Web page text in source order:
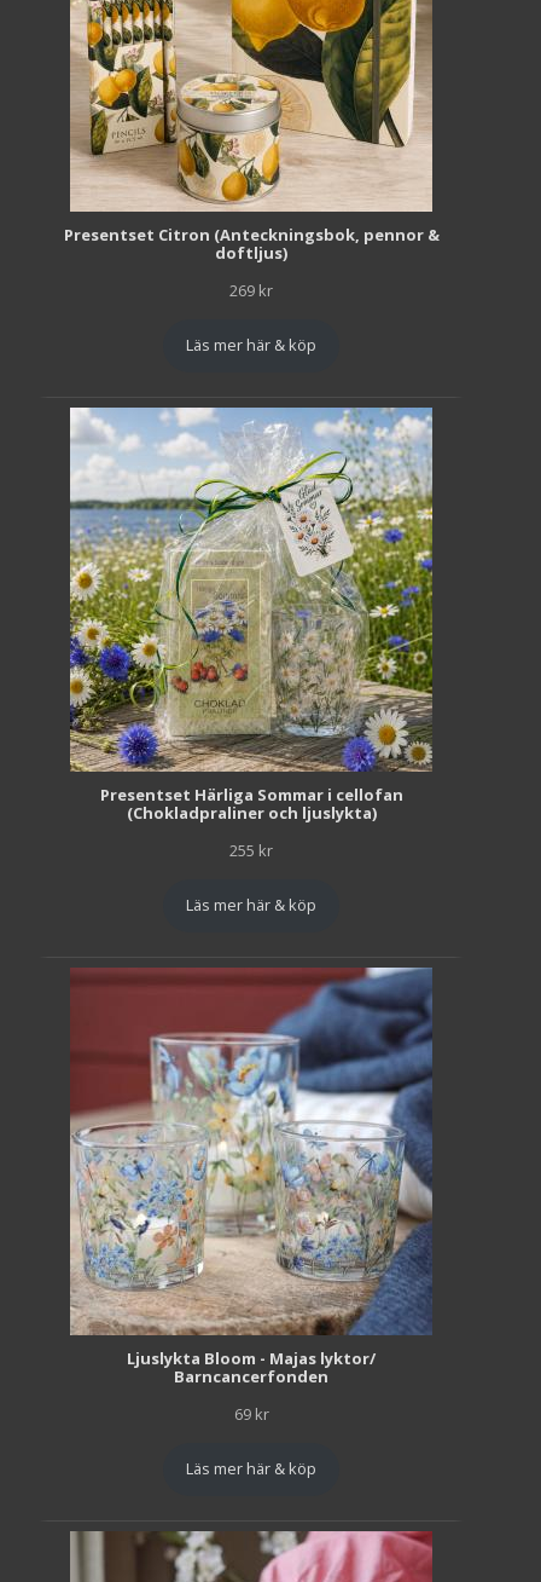
Presentset Citron (Anteckningsbok, pennor &
doftljus)
269 kr
Läs mer här & köp
Presentset Härliga Sommar i cellofan
(Chokladpraliner och ljuslykta)
255 kr
Läs mer här & köp
Ljuslykta Bloom - Majas lyktor/
Barncancerfonden
69 kr
Läs mer här & köp